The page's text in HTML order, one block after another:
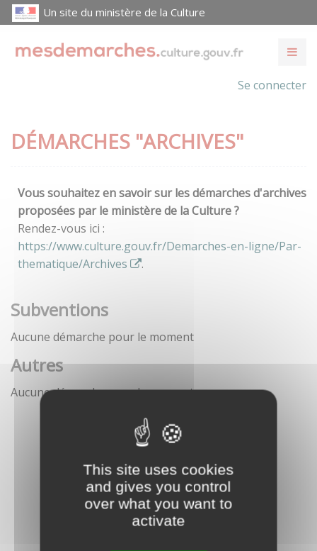
This site uses cookies
and gives you control
over what you want to
activate
Un site du ministère de la Culture
Se connecter
DÉMARCHES "ARCHIVES"
Vous souhaitez en savoir sur les démarches d'archives
proposées par le ministère de la Culture ?
Rendez-vous ici :
https://www.culture.gouv.fr/Demarches-en-ligne/Par-
thematique/Archives
.
Subventions
Aucune démarche pour le moment
Autres
Aucune démarche pour le moment